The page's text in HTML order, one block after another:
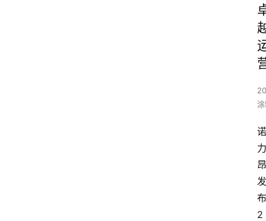
诺
力
昂
发
布
2